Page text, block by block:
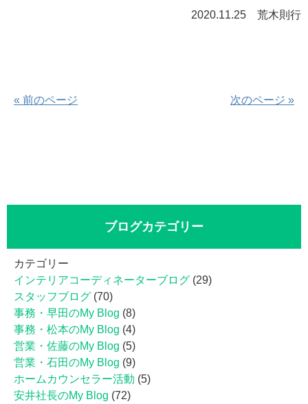
2020.11.25 荒木則行
次のページ »
« 前のページ
ブログカテゴリー
カテゴリー
インテリアコーディネーターブログ (29)
スタッフブログ (70)
事務・早田のMy Blog (8)
事務・松本のMy Blog (4)
営業・佐藤のMy Blog (5)
営業・石田のMy Blog (9)
ホームカウンセラー活動 (5)
安井社長のMy Blog (72)